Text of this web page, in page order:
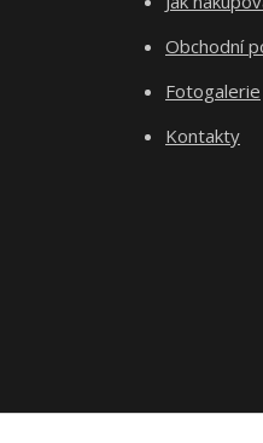
Obchodní
Fotogalerie
Kontakty